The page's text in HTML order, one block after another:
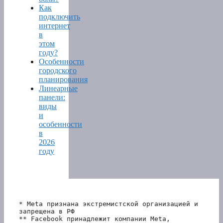
Как
подключить
интернет
в
этом
году?
Особенности
городского
планирования
Линеарные
панели:
виды
и
особенности
в
2026
году
* Meta признана экстремистской организацией и
запрещена в РФ
** Facebook принадлежит компании Meta,